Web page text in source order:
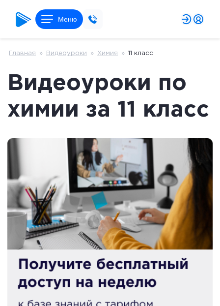
Меню
Главная » Видеоуроки » Химия » 11 класс
Видеоуроки по
химии за 11 класс